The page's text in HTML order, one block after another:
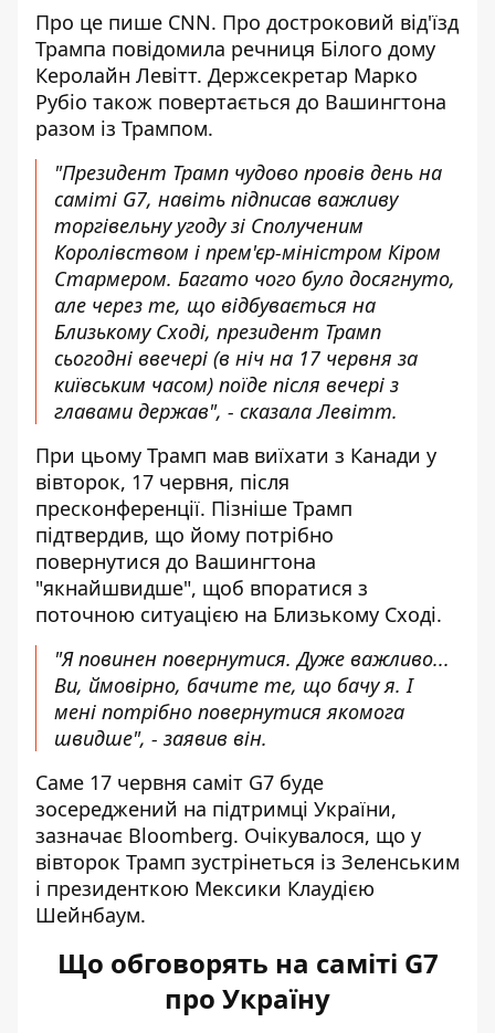
Про це пише CNN. Про достроковий від'їзд
Трампа повідомила речниця Білого дому
Керолайн Левітт. Держсекретар Марко
Рубіо також повертається до Вашингтона
разом із Трампом.
"Президент Трамп чудово провів день на
саміті G7, навіть підписав важливу
торгівельну угоду зі Сполученим
Королівством і прем'єр-міністром Кіром
Стармером. Багато чого було досягнуто,
але через те, що відбувається на
Близькому Сході, президент Трамп
сьогодні ввечері (в ніч на 17 червня за
київським часом) поїде після вечері з
главами держав", - сказала Левітт.
При цьому Трамп мав виїхати з Канади у
вівторок, 17 червня, після
пресконференції. Пізніше Трамп
підтвердив, що йому потрібно
повернутися до Вашингтона
"якнайшвидше", щоб впоратися з
поточною ситуацією на Близькому Сході.
"Я повинен повернутися. Дуже важливо...
Ви, ймовірно, бачите те, що бачу я. І
мені потрібно повернутися якомога
швидше", - заявив він.
Саме 17 червня саміт G7 буде
зосереджений на підтримці України,
зазначає Bloomberg. Очікувалося, що у
вівторок Трамп зустрінеться із Зеленським
і президенткою Мексики Клаудією
Шейнбаум.
Що обговорять на саміті G7
про Україну